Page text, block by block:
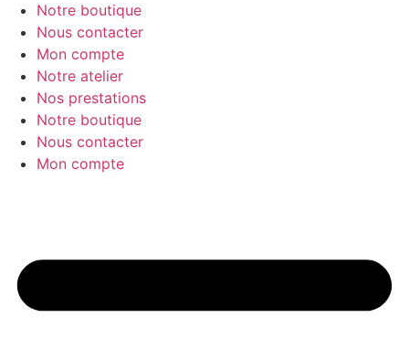
Notre boutique
Nous contacter
Mon compte
Notre atelier
Nos prestations
Notre boutique
Nous contacter
Mon compte